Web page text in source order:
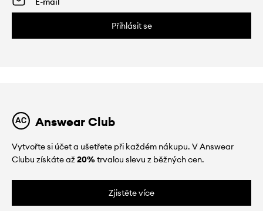
Přihlásit se
Answear Club
Vytvořte si účet a ušetřete při každém nákupu. V Answear
Clubu získáte až20%trvalou slevu z běžných cen.
Zjistěte více